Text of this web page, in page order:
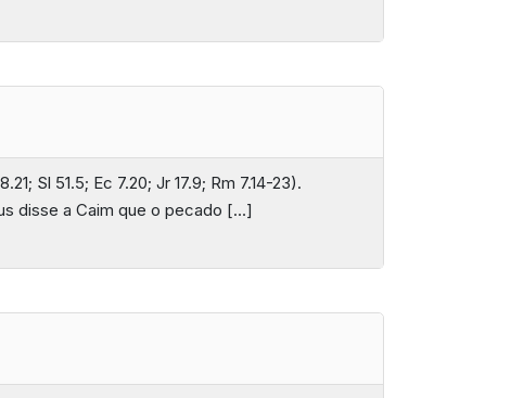
Sl 51.5; Ec 7.20; Jr 17.9; Rm 7.14-23).
disse a Caim que o pecado […]